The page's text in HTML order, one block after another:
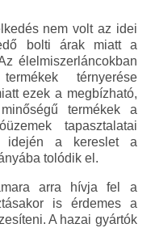
nem volt az idei
bolti árak miatt a
élelmiszerláncokban
térnyerése
ezek a megbízható,
termékek a
tapasztalatai
idején a kereslet a
tolódik el.
arra hívja fel a
is érdemes a
A hazai gyártók